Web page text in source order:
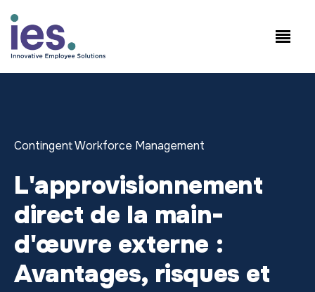
Salariés
Contingent Workforce Management
L'approvisionnement
direct de la main-
d'œuvre externe :
Avantages, risques et